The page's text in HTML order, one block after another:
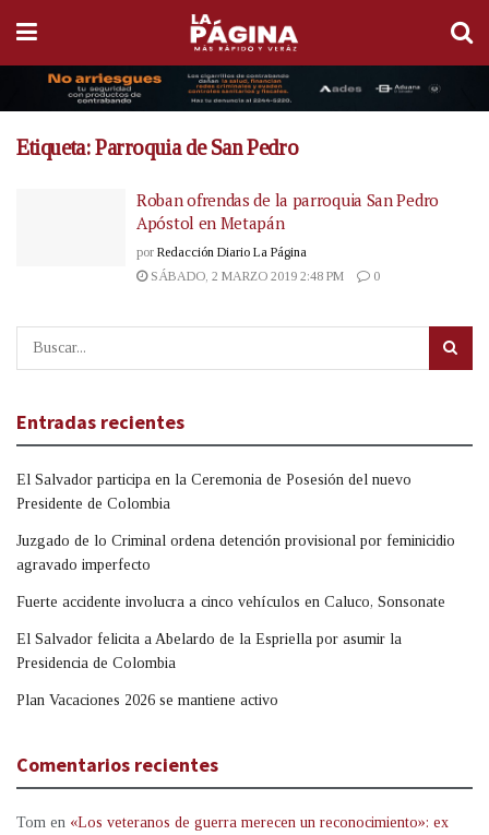
Etiqueta:Parroquia de San Pedro
Roban ofrendas de la parroquia San Pedro
Apóstol en Metapán
por Redacción Diario La Página
SÁBADO, 2 MARZO 2019 2:48 PM
0
Entradas recientes
El Salvador participa en la Ceremonia de Posesión del nuevo
Presidente de Colombia
Juzgado de lo Criminal ordena detención provisional por feminicidio
agravado imperfecto
Fuerte accidente involucra a cinco vehículos en Caluco, Sonsonate
El Salvador felicita a Abelardo de la Espriella por asumir la
Presidencia de Colombia
Plan Vacaciones 2026 se mantiene activo
Comentarios recientes
Tom en «Los veteranos de guerra merecen un reconocimiento»: ex